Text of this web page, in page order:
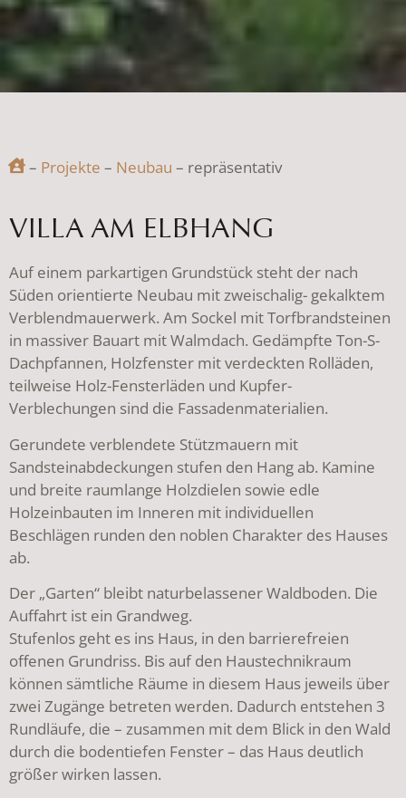
– Projekte – Neubau – repräsentativ
VILLA AM ELBHANG
Auf einem parkartigen Grundstück steht der nach
Süden orientierte Neubau mit zweischalig- gekalktem
Verblendmauerwerk. Am Sockel mit Torfbrandsteinen
in massiver Bauart mit Walmdach. Gedämpfte Ton-S-
Dachpfannen, Holzfenster mit verdeckten Rolläden,
teilweise Holz-Fensterläden und Kupfer-
Verblechungen sind die Fassadenmaterialien.
Gerundete verblendete Stützmauern mit
Sandsteinabdeckungen stufen den Hang ab. Kamine
und breite raumlange Holzdielen sowie edle
Holzeinbauten im Inneren mit individuellen
Beschlägen runden den noblen Charakter des Hauses
ab.
Der „Garten“ bleibt naturbelassener Waldboden. Die
Auffahrt ist ein Grandweg.
Stufenlos geht es ins Haus, in den barrierefreien
offenen Grundriss. Bis auf den Haustechnikraum
können sämtliche Räume in diesem Haus jeweils über
zwei Zugänge betreten werden. Dadurch entstehen 3
Rundläufe, die – zusammen mit dem Blick in den Wald
durch die bodentiefen Fenster – das Haus deutlich
größer wirken lassen.